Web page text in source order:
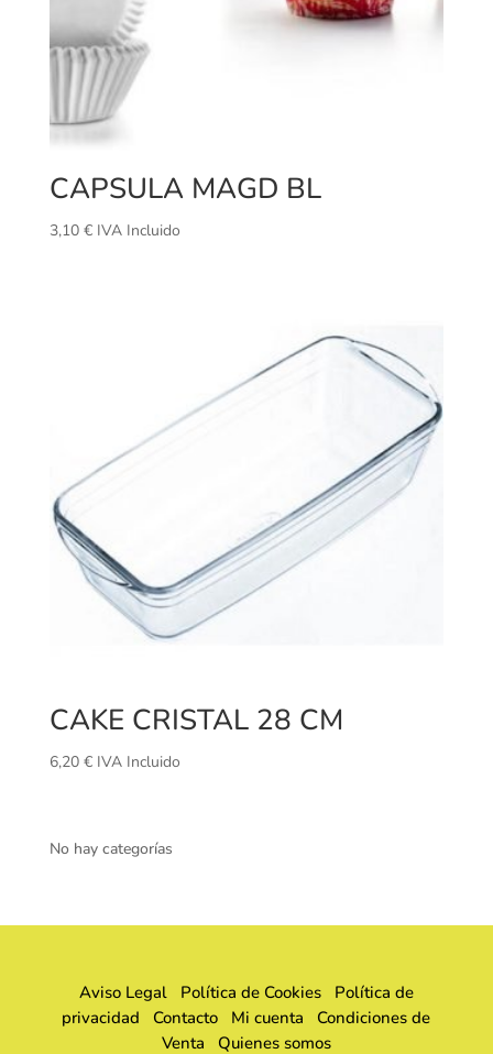
CAPSULA MAGD BL
3,10 € IVA Incluido
CAKE CRISTAL 28 CM
6,20 € IVA Incluido
No hay categorías
Aviso Legal Política de Cookies
Política de
privacidad
Contacto Mi cuenta
Condiciones de
Venta Quienes somos